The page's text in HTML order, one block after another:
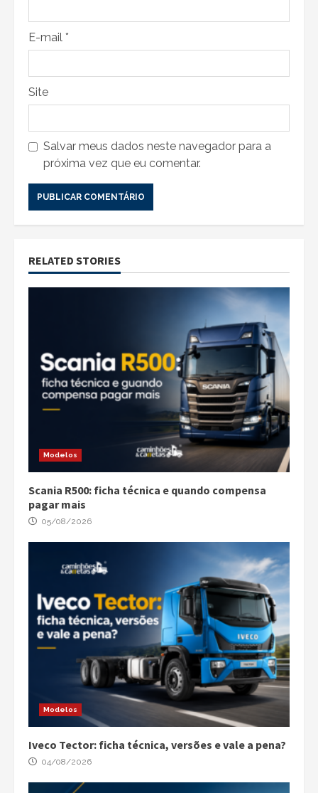
E-mail *
Site
Salvar meus dados neste navegador para a
próxima vez que eu comentar.
RELATED STORIES
Modelos
Scania R500: ficha técnica e quando compensa
pagar mais
05/08/2026
Modelos
Iveco Tector: ficha técnica, versões e vale a pena?
04/08/2026